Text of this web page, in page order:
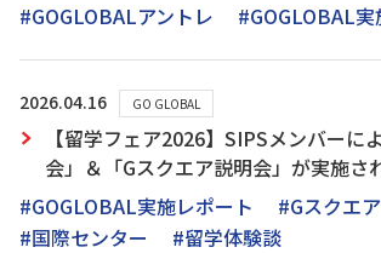
#GOGLOBALアントレ
#GOGLOBAL
2026.04.16 GO GLOBAL
【留学フェア2026】SIPSメンバーに
会」＆「Gスクエア説明会」が実施さ
#GOGLOBAL実施レポート
#Gスクエア
#国際センター
#留学体験談